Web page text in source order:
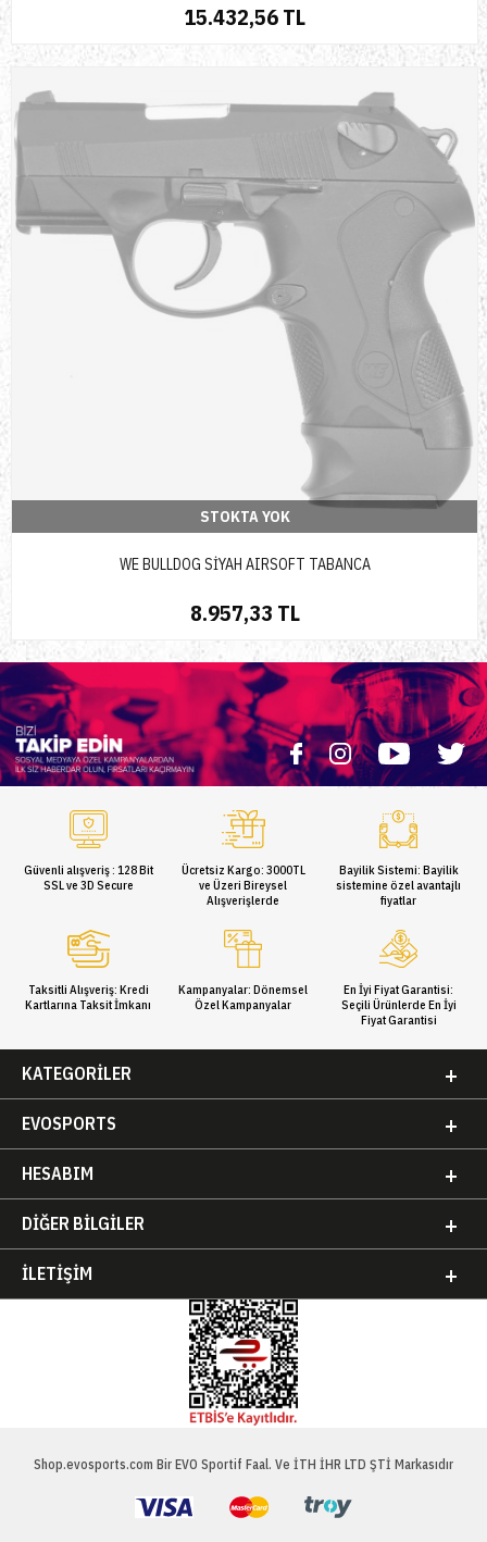
15.432,56 TL
STOKTA YOK
WE BULLDOG SİYAH AIRSOFT TABANCA
8.957,33 TL
Güvenli alışveriş : 128 Bit
SSL ve 3D Secure
Ücretsiz Kargo: 3000TL
ve Üzeri Bireysel
Alışverişlerde
Bayilik Sistemi: Bayilik
sistemine özel avantajlı
fiyatlar
Taksitli Alışveriş: Kredi
Kartlarına Taksit İmkanı
Kampanyalar: Dönemsel
Özel Kampanyalar
En İyi Fiyat Garantisi:
Seçili Ürünlerde En İyi
Fiyat Garantisi
KATEGORILER
EVOSPORTS
HESABIM
DIĞER BILGILER
İLETIŞIM
Shop.evosports.com Bir EVO Sportif Faal. Ve İTH İHR LTD ŞTİ Markasıdır